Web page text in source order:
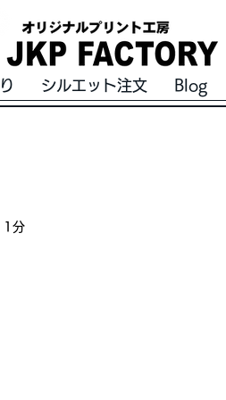
シルエット注文 Blog
1分